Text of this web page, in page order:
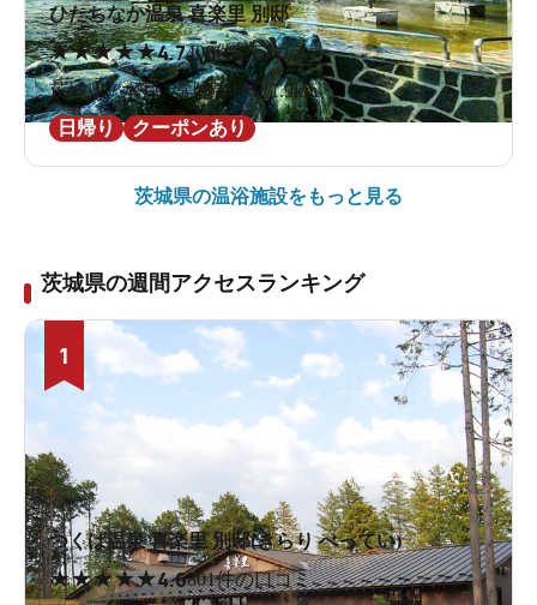
ひたちなか温泉 喜楽里 別邸
★★★★★4.7406件の口コミ
茨城県 / 水戸 / 常陸青柳駅1.9km
日帰り
クーポンあり
茨城県の温浴施設をもっと見る
茨城県の週間アクセスランキング
1
つくば温泉 喜楽里 別邸(きらり べってい)
★★★★★4.6801件の口コミ